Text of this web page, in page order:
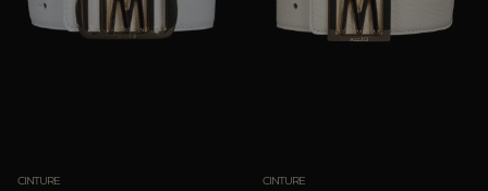
CINTURE CINTURE